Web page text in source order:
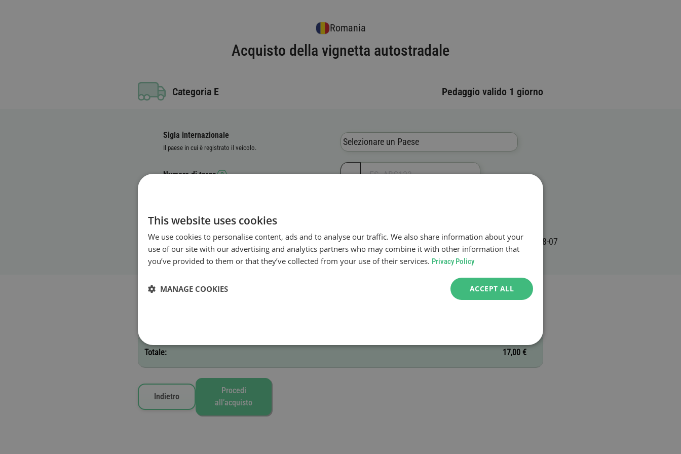
Romania
Acquisto della vignetta autostradale
Categoria E Pedaggio valido 1 giorno
Sigla internazionale
Il paese in cui è registrato il veicolo.
Selezionare un Paese
Numero di targa
Inizio validità
Valida fino alle ore 23:59 del giorno dell’acquisto.
Pedaggi selezionati
Totale: 17,00 €
Indietro
Procedi
all’acquisto
This website uses cookies
We use cookies to personalise content, ads and to analyse our traffic. We also share information about your
use of our site with our advertising and analytics partners who may combine it with other information that
you’ve provided to them or that they’ve collected from your use of their services. Privacy Policy
ACCEPT ALL
MANAGE COOKIES